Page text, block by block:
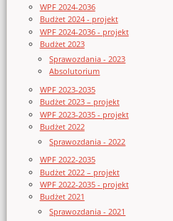
WPF 2024-2036
Budżet 2024 - projekt
WPF 2024-2036 - projekt
Budżet 2023
Sprawozdania - 2023
Absolutorium
WPF 2023-2035
Budżet 2023 – projekt
WPF 2023-2035 - projekt
Budżet 2022
Sprawozdania - 2022
WPF 2022-2035
Budżet 2022 – projekt
WPF 2022-2035 - projekt
Budżet 2021
Sprawozdania - 2021